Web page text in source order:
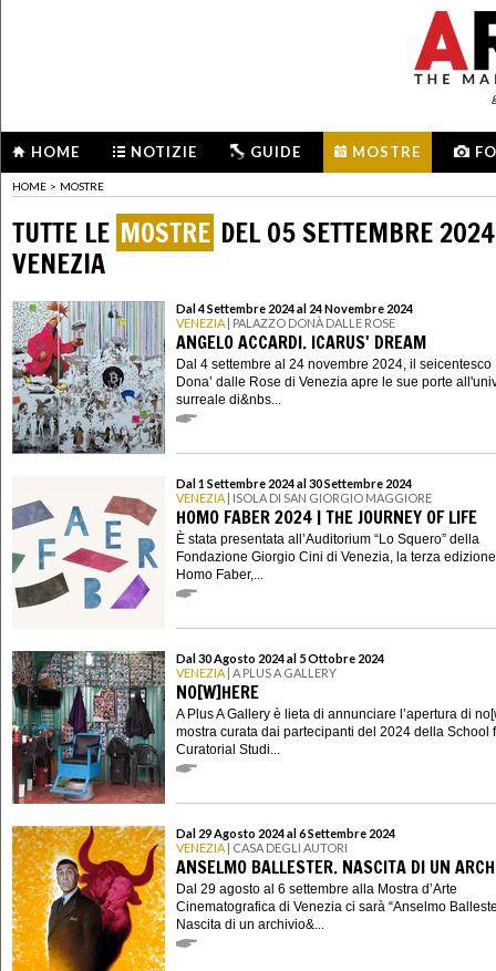
HOME NOTIZIE GUIDE MOSTRE
HOME > MOSTRE
TUTTE LE MOSTRE DEL 05 SETTEMBRE
VENEZIA
Dal 4 Settembre 2024 al 24 Novembre 2024
VENEZIA | PALAZZO DONÀ DALLE ROSE
ANGELO ACCARDI. ICARUS' DREAM
Dal 4 settembre al 24 novembre 2024, il seicentesco
Dona’ dalle Rose di Venezia apre le sue porte
surreale di&nbs...
Dal 1 Settembre 2024 al 30 Settembre 2024
VENEZIA | ISOLA DI SAN GIORGIO MAGGIORE
HOMO FABER 2024 | THE JOURNEY OF LIFE
È stata presentata all’Auditorium “Lo Squero” della
Fondazione Giorgio Cini di Venezia, la terza
Homo Faber,...
Dal 30 Agosto 2024 al 5 Ottobre 2024
VENEZIA | A PLUS A GALLERY
NO[W]HERE
A Plus A Gallery è lieta di annunciare l’apertura di
mostra curata dai partecipanti del 2024 della School
Curatorial Studi...
Dal 29 Agosto 2024 al 6 Settembre 2024
VENEZIA | CASA DEGLI AUTORI
ANSELMO BALLESTER. NASCITA DI UN
Dal 29 agosto al 6 settembre alla Mostra d’Arte
Cinematografica di Venezia ci sarà “Anselmo
Nascita di un archivio&...